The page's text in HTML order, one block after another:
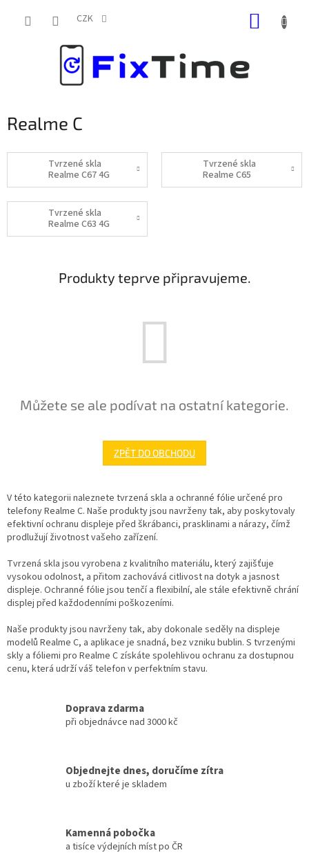
CZK
Realme C
Tvrzené skla
Realme C67 4G
Tvrzené skla
Realme C65
Tvrzené skla
Realme C63 4G
Produkty teprve připravujeme.
Můžete se ale podívat na ostatní kategorie.
ZPĚT DO OBCHODU
V této kategorii naleznete tvrzená skla a ochranné fólie určené pro
telefony Realme C. Naše produkty jsou navrženy tak, aby poskytovaly
efektivní ochranu displeje před škrábanci, prasklinami a nárazy, čímž
prodlužují životnost vašeho zařízení.
Tvrzená skla jsou vyrobena z kvalitního materiálu, který zajišťuje
vysokou odolnost, a přitom zachovává citlivost na dotyk a jasnost
displeje. Ochranné fólie jsou tenčí a flexibilní, ale stále efektivně chrání
displej před každodenními poškozeními.
Naše produkty jsou navrženy tak, aby dokonale seděly na displeje
modelů Realme C, a aplikace je snadná, bez vzniku bublin. S tvrzenými
skly a fóliemi pro Realme C získáte spolehlivou ochranu za dostupnou
cenu, která udrží váš telefon v perfektním stavu.
Doprava zdarma
při objednávce nad 3000 kč
Objednejte dnes, doručíme zítra
u zboží které je skladem
Kamenná pobočka
a tisíce výdejních míst po ČR